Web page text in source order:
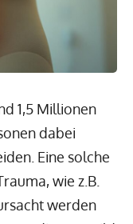
1,5 Millionen
dabei
Eine solche
wie z.B.
werden